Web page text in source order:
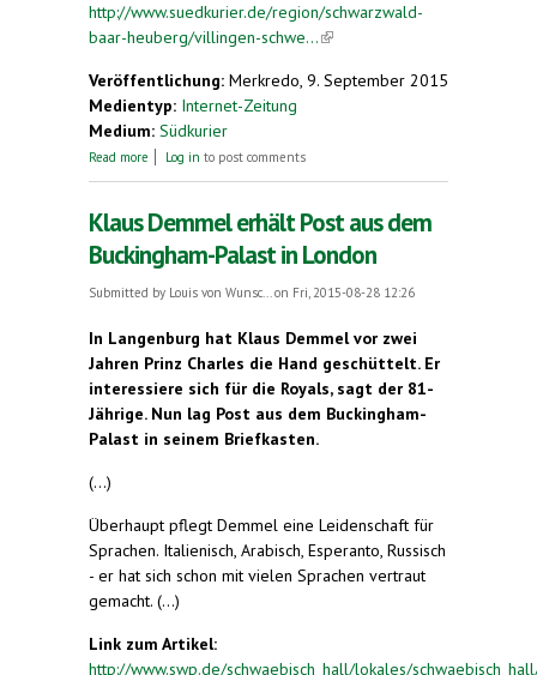
http://www.suedkurier.de/region/schwarzwald-
baar-heuberg/villingen-schwe...(link is external)
Veröffentlichung: Merkredo, 9. September 2015
Medientyp: Internet-Zeitung
Medium: Südkurier
Read more about Esperanto-Abende im Fidelisheim
Log in to post comments
Klaus Demmel erhält Post aus dem
Buckingham-Palast in London
Submitted by Louis von Wunsc...on Fri, 2015-08-28 12:26
In Langenburg hat Klaus Demmel vor zwei
Jahren Prinz Charles die Hand geschüttelt. Er
interessiere sich für die Royals, sagt der 81-
Jährige. Nun lag Post aus dem Buckingham-
Palast in seinem Briefkasten.
(...)
Überhaupt pflegt Demmel eine Leidenschaft für
Sprachen. Italienisch, Arabisch, Esperanto, Russisch
- er hat sich schon mit vielen Sprachen vertraut
gemacht. (...)
Link zum Artikel:
http://www.swp.de/schwaebisch_hall/lokales/